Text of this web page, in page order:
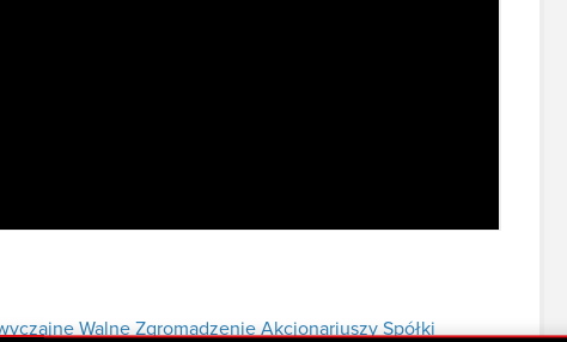
Walne Zgromadzenie Akcjonariuszy Spółki